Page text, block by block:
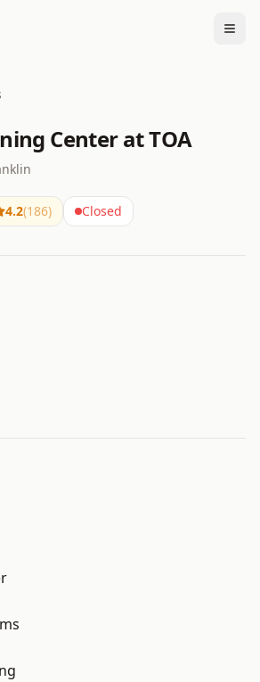
Center at TOA
4.2(186) Closed